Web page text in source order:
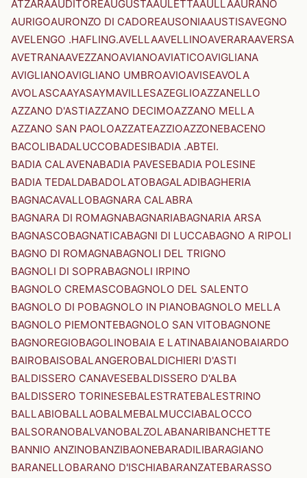
ATZARAAUDITOREAUGUSTAAULETTAAULLAAURANO
AURIGOAURONZO DI CADOREAUSONIAAUSTISAVEGNO
AVELENGO .HAFLING.AVELLAAVELLINOAVERARAAVERSA
AVETRANAAVEZZANOAVIANOAVIATICOAVIGLIANA
AVIGLIANOAVIGLIANO UMBROAVIOAVISEAVOLA
AVOLASCAAYASAYMAVILLESAZEGLIOAZZANELLO
AZZANO D'ASTIAZZANO DECIMOAZZANO MELLA
AZZANO SAN PAOLOAZZATEAZZIOAZZONEBACENO
BACOLIBADALUCCOBADESIBADIA .ABTEI.
BADIA CALAVENABADIA PAVESEBADIA POLESINE
BADIA TEDALDABADOLATOBAGALADIBAGHERIA
BAGNACAVALLOBAGNARA CALABRA
BAGNARA DI ROMAGNABAGNARIABAGNARIA ARSA
BAGNASCOBAGNATICABAGNI DI LUCCABAGNO A RIPOLI
BAGNO DI ROMAGNABAGNOLI DEL TRIGNO
BAGNOLI DI SOPRABAGNOLI IRPINO
BAGNOLO CREMASCOBAGNOLO DEL SALENTO
BAGNOLO DI POBAGNOLO IN PIANOBAGNOLO MELLA
BAGNOLO PIEMONTEBAGNOLO SAN VITOBAGNONE
BAGNOREGIOBAGOLINOBAIA E LATINABAIANOBAIARDO
BAIROBAISOBALANGEROBALDICHIERI D'ASTI
BALDISSERO CANAVESEBALDISSERO D'ALBA
BALDISSERO TORINESEBALESTRATEBALESTRINO
BALLABIOBALLAOBALMEBALMUCCIABALOCCO
BALSORANOBALVANOBALZOLABANARIBANCHETTE
BANNIO ANZINOBANZIBAONEBARADILIBARAGIANO
BARANELLOBARANO D'ISCHIABARANZATEBARASSO